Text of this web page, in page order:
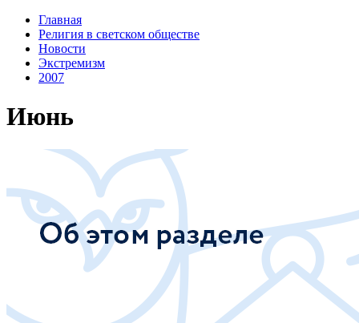
Главная
Религия в светском обществе
Новости
Экстремизм
2007
Июнь